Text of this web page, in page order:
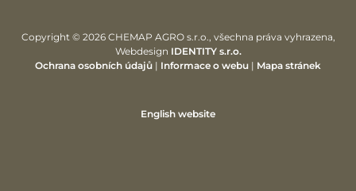
Copyright © 2026 CHEMAP AGRO s.r.o., všechna práva vyhrazena,
Webdesign IDENTITY s.r.o.
Ochrana osobních údajů | Informace o webu | Mapa stránek
English website